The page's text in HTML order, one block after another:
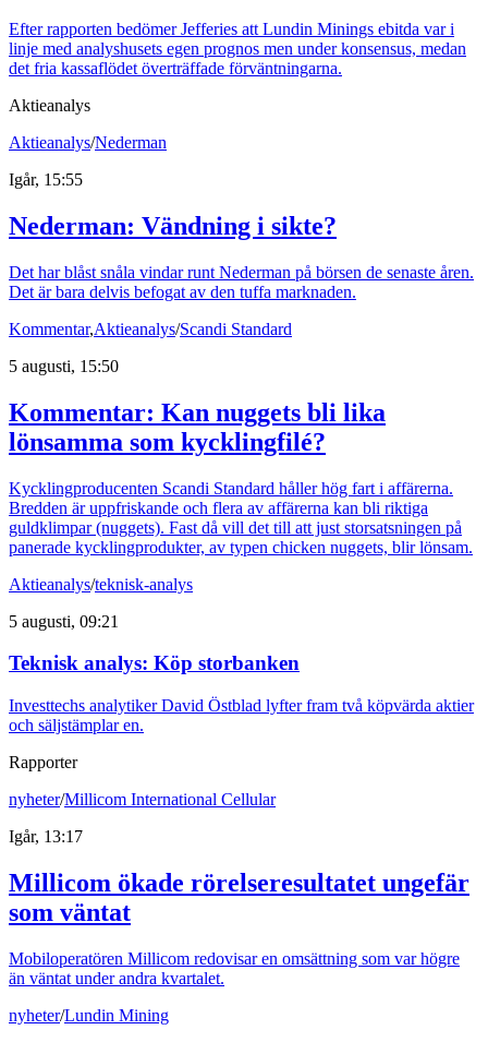
Efter rapporten bedömer Jefferies att Lundin Minings ebitda var i
linje med analyshusets egen prognos men under konsensus, medan
det fria kassaflödet överträffade förväntningarna.
Aktieanalys
Aktieanalys/Nederman
Igår, 15:55
Nederman: Vändning i sikte?
Det har blåst snåla vindar runt Nederman på börsen de senaste åren.
Det är bara delvis befogat av den tuffa marknaden.
Kommentar,Aktieanalys/Scandi Standard
5 augusti, 15:50
Kommentar: Kan nuggets bli lika
lönsamma som kycklingfilé?
Kycklingproducenten Scandi Standard håller hög fart i affärerna.
Bredden är uppfriskande och flera av affärerna kan bli riktiga
guldklimpar (nuggets). Fast då vill det till att just storsatsningen på
panerade kycklingprodukter, av typen chicken nuggets, blir lönsam.
Aktieanalys/teknisk-analys
5 augusti, 09:21
Teknisk analys: Köp storbanken
Investtechs analytiker David Östblad lyfter fram två köpvärda aktier
och säljstämplar en.
Rapporter
nyheter/Millicom International Cellular
Igår, 13:17
Millicom ökade rörelseresultatet ungefär
som väntat
Mobiloperatören Millicom redovisar en omsättning som var högre
än väntat under andra kvartalet.
nyheter/Lundin Mining